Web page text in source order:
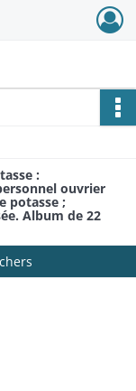
:
ouvrier
potasse ;
Album de 22